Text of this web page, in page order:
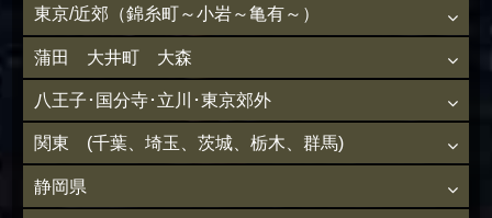
東京/近郊（錦糸町～小岩～亀有～）
蒲田 大井町 大森
八王子･国分寺･立川･東京郊外
関東 (千葉、埼玉、茨城、栃木、群馬)
静岡県